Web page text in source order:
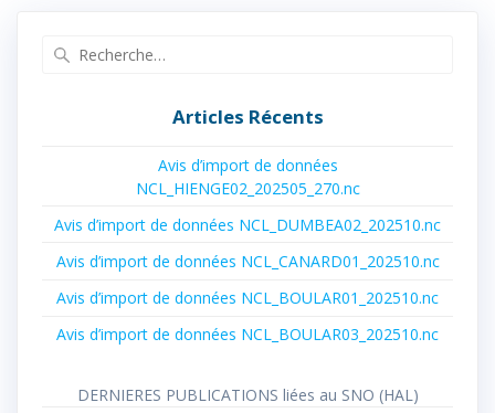
Articles Récents
Avis d’import de données
NCL_HIENGE02_202505_270.nc
Avis d’import de données NCL_DUMBEA02_202510.nc
Avis d’import de données NCL_CANARD01_202510.nc
Avis d’import de données NCL_BOULAR01_202510.nc
Avis d’import de données NCL_BOULAR03_202510.nc
DERNIERES PUBLICATIONS liées au SNO (HAL)